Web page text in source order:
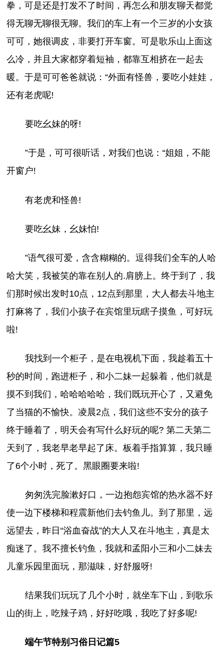
拳，可是还是打发不了时间，再怎么和朋友聊天都觉
得无聊无聊很无聊。我们的车上有一个三岁的小女孩
可可，她很调皮，非要打开车窗。可是歌乐山上面这
么冷，并且大家都穿着短袖，都靠互相挤在一起去
暖。于是可可爸爸就说：“外面有怪兽，要吃小娃娃，
还有老虎呢!
要吃幺妹的呀!
”于是，可可很听话，对我们也说：“姐姐，不能
开窗户!
有老虎和怪兽!
要吃幺妹，幺妹怕!
”语气很可爱，含含糊糊的。逗得我们全车的人哈
哈大笑，我被笑的靠在别人的.肩膀上。终于到了，我
们那时候出发时10点，12点到那里，大人都去斗地主
打麻将了，我们小孩子在宾馆里玩瞎子摸鱼，可好玩
啦!
我找到一个柜子，是在电视机下面，我趁着五十
秒的时间，跑进柜子，和小二妹一起躲着，他们就是
摸不到我们，哈哈哈哈哈，我们既玩开心了，又避免
了当猫的不愉快。凌晨2点，我们这些不安分的孩子
终于睡着了，明天会有写什么好玩的呢? 第二天第二
天到了，我老早老早起了床。板着手指算算，我只睡
了6个小时，死了。黑眼圈要来啦!
匆匆洗完脸漱好口，一边抱怨宾馆的热水器不好
使一边下楼梯和程震新他们去钓鱼儿。到了那里，远
远望去，昨日“浴血奋战”的大人又在斗地主，真是太
痴迷了。我不擅长钓鱼，我就和孟阳小三和小二妹去
儿童乐园里面玩，那滋味，好舒服呀!
结果我们玩玩了几个小时，就坐车下山，到歌乐
山的街上，吃辣子鸡，好好吃哦，我吃了好多呢!
端午节特别习俗日记篇5